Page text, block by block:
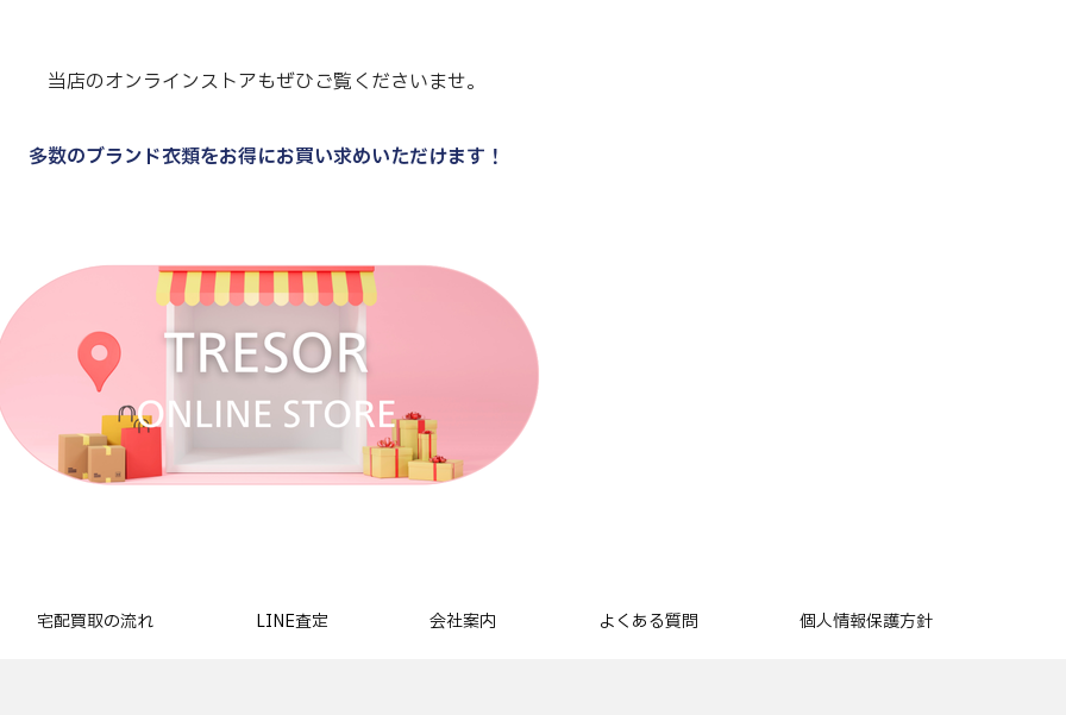
当店のオンラインストアもぜひご覧くださいませ。
多数のブランド衣類をお得にお買い求めいただけます！
宅配買取の流れ LINE査定 会社案内 よくある質問 個人情報保護方針